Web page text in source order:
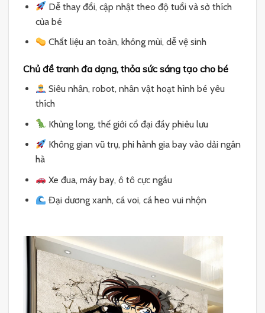
Dễ thay đổi, cập nhật theo độ tuổi và sở thích
của bé
Chất liệu an toàn, không mùi, dễ vệ sinh
Chủ đề tranh đa dạng, thỏa sức sáng tạo cho bé
Siêu nhân, robot, nhân vật hoạt hình bé yêu
thích
Khủng long, thế giới cổ đại đầy phiêu lưu
Không gian vũ trụ, phi hành gia bay vào dải ngân
hà
Xe đua, máy bay, ô tô cực ngầu
Đại dương xanh, cá voi, cá heo vui nhộn